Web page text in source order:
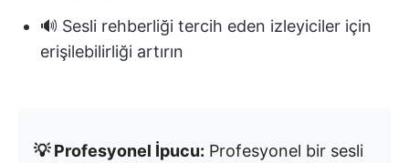
🔊 Sesli rehberliği tercih eden izleyiciler için
erişilebilirliği artırın
💡 Profesyonel İpucu: Profesyonel bir sesli